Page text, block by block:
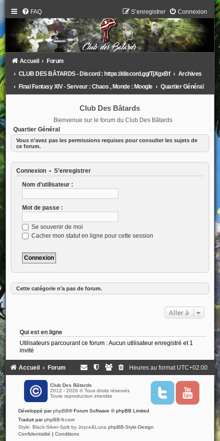
FAQ Connexion
S’enregistrer
Accueil
Forum
CLUB DES BÂTARDS - Discord : https://discord.gg/TjXgxBf
Archives
Final Fantasy XIV - Serveur : Chaos , Monde : Moogle
Quartier Général
Club Des Bâtards
Bienvenue sur le forum du Club Des Bâtards
Quartier Général
Vous n’avez pas les permissions requises pour consulter les sujets de
ce forum.
Connexion• S’enregistrer
Nom d’utilisateur :
Mot de passe :
Se souvenir de moi
Cacher mon statut en ligne pour cette session
Cette catégorie n’a pas de forum.
Aller à
Qui est en ligne
Utilisateurs parcourant ce forum : Aucun utilisateur enregistré et 1
invité
Accueil Forum Heures au format UTC+02:00
Club Des Bâtards
2012 - 2026 © Tous droits réservés
Toute reproduction interdite
T
i
Y
u
Développé parphpBB® Forum Software © phpBB Limited
Traduit parphpBB-fr.com
Style: Black-Silver-Split by Joyce&Luna phpBB-Style-Design
Confidentialité | Conditions